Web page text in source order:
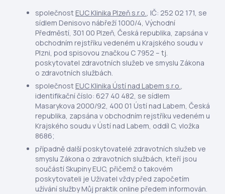
společnost EUC Klinika Plzeň s.r.o., IČ: 252 02 171, se
sídlem Denisovo nábřeží 1000/4, Východní
Předměstí, 301 00 Plzeň, Česká republika, zapsána v
obchodním rejstříku vedeném u Krajského soudu v
Plzni, pod spisovou značkou C 7952 – tj.
poskytovatel zdravotních služeb ve smyslu Zákona
o zdravotních službách.
společnost EUC Klinika Ústí nad Labem s.r.o.,
identifikační číslo: 627 40 482, se sídlem
Masarykova 2000/92, 400 01 Ústí nad Labem, Česká
republika, zapsána v obchodním rejstříku vedeném u
Krajského soudu v Ústí nad Labem, oddíl C, vložka
8686;
případně další poskytovatelé zdravotních služeb ve
smyslu Zákona o zdravotních službách, kteří jsou
součástí Skupiny EUC, přičemž o takovém
poskytovateli je Uživatel vždy před započetím
užívání služby Můj praktik online předem informován.